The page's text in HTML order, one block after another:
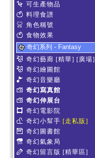
可生產物品
料理食譜
角色稱號
食物效果
奇幻系列 - Fantasy
奇幻藝廊 [精華] [廣場]
奇幻繪圖館
奇幻音樂廳
奇幻寫真館
奇幻伸展台
奇幻電影院
奇幻小幫手 [走私販]
奇幻圖書館
奇幻氣象局
奇幻留言版 [精華區]